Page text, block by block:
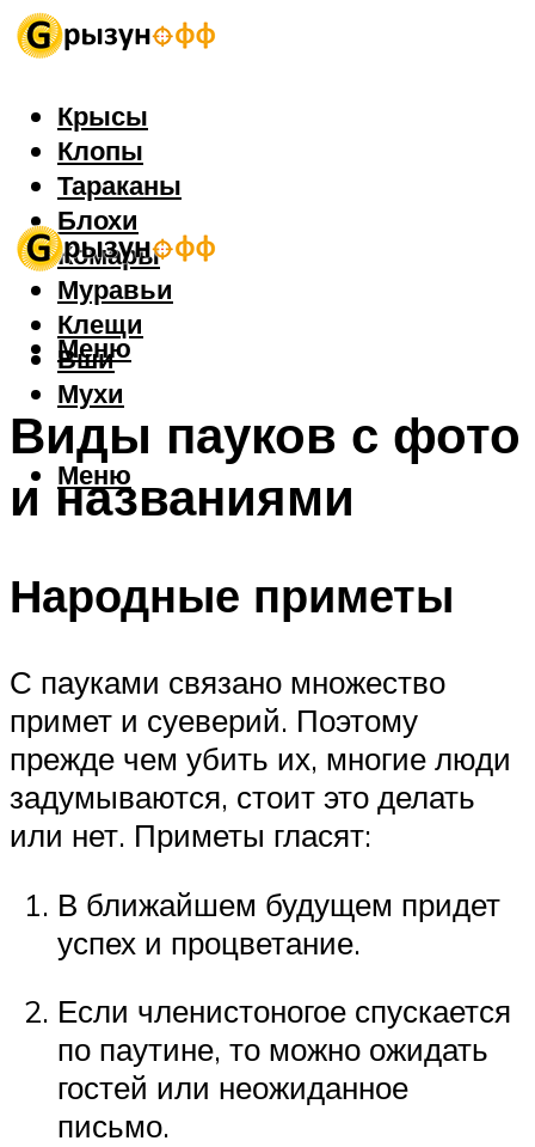
Крысы
Клопы
Тараканы
Блохи
Комары
Муравьи
Клещи
Вши
Мухи
Меню
Меню
Виды пауков с фото
и названиями
Народные приметы
С пауками связано множество
примет и суеверий. Поэтому
прежде чем убить их, многие люди
задумываются, стоит это делать
или нет. Приметы гласят:
В ближайшем будущем придет
успех и процветание.
Если членистоногое спускается
по паутине, то можно ожидать
гостей или неожиданное
письмо.